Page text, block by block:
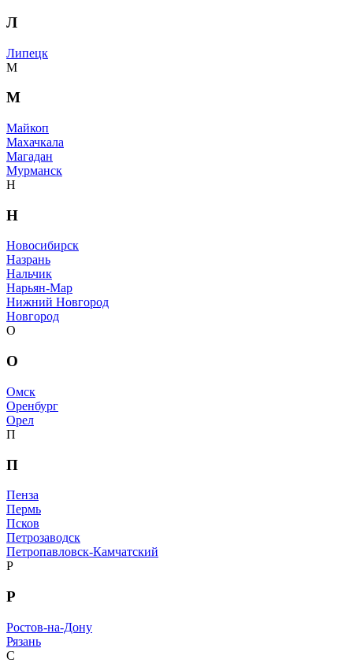
Л
Липецк
М
М
Майкоп
Махачкала
Магадан
Мурманск
Н
Н
Новосибирск
Назрань
Нальчик
Нарьян-Мар
Нижний Новгород
Новгород
О
О
Омск
Оренбург
Орел
П
П
Пенза
Пермь
Псков
Петрозаводск
Петропавловск-Камчатский
Р
Р
Ростов-на-Дону
Рязань
С